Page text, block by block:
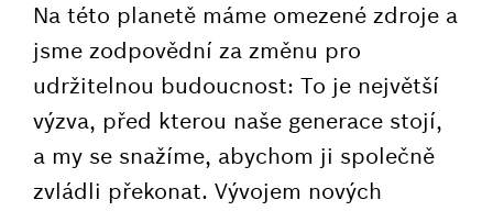
Na této planetě máme omezené zdroje a
jsme zodpovědní za změnu pro
udržitelnou budoucnost: To je největší
výzva, před kterou naše generace stojí,
a my se snažíme, abychom ji společně
zvládli překonat. Vývojem nových